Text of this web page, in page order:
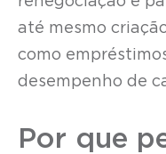
até mesmo
como
desempenho de
Por que